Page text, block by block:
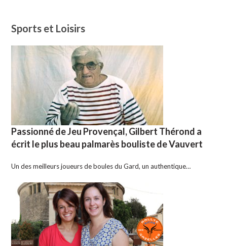
Sports et Loisirs
Passionné de Jeu Provençal, Gilbert Thérond a
écrit le plus beau palmarès bouliste de Vauvert
Un des meilleurs joueurs de boules du Gard, un authentique…